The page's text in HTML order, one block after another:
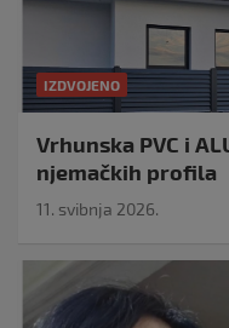
IZDVOJENO
Vrhunska PVC i
njemačkih profila
11. svibnja 2026.